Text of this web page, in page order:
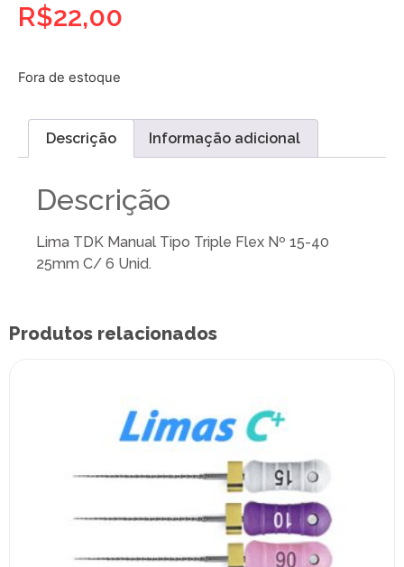
R$22,00
Fora de estoque
Descrição Informação adicional
Descrição
Lima TDK Manual Tipo Triple Flex Nº 15-40
25mm C/ 6 Unid.
Produtos relacionados